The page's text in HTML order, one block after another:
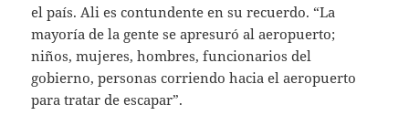
el país. Ali es contundente en su recuerdo. “La
mayoría de la gente se apresuró al aeropuerto;
niños, mujeres, hombres, funcionarios del
gobierno, personas corriendo hacia el aeropuerto
para tratar de escapar”.